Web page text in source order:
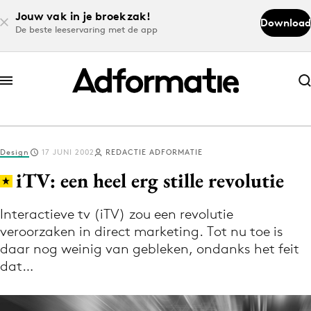
Jouw vak in je broekzak!
De beste leeservaring met de app
Download
Abonneer nu
Abonneer nu
Log in
Download de app
Volg het laatste nieuws via de Adformatie
Nieuws app
Design 17 JUNI 2002 REDACTIE ADFORMATIE
iTV: een heel erg stille revolutie
Interactieve tv (iTV) zou een revolutie
veroorzaken in direct marketing. Tot nu toe is
daar nog weinig van gebleken, ondanks het feit
dat…